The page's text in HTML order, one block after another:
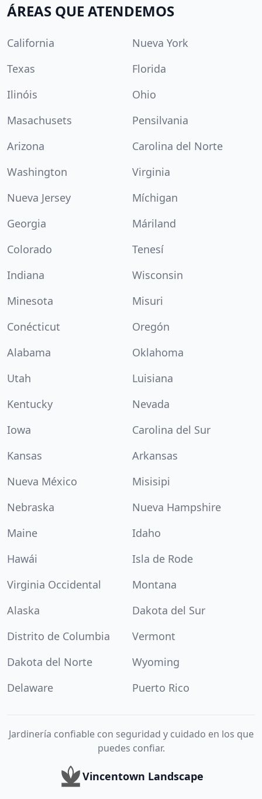
ÁREAS QUE ATENDEMOS
California
Nueva York
Texas
Florida
Ilinóis
Ohio
Masachusets
Pensilvania
Arizona
Carolina del Norte
Washington
Virginia
Nueva Jersey
Míchigan
Georgia
Máriland
Colorado
Tenesí
Indiana
Wisconsin
Minesota
Misuri
Conécticut
Oregón
Alabama
Oklahoma
Utah
Luisiana
Kentucky
Nevada
Iowa
Carolina del Sur
Kansas
Arkansas
Nueva México
Misisipi
Nebraska
Nueva Hampshire
Maine
Idaho
Hawái
Isla de Rode
Virginia Occidental
Montana
Alaska
Dakota del Sur
Distrito de Columbia
Vermont
Dakota del Norte
Wyoming
Delaware
Puerto Rico
Jardinería confiable con seguridad y cuidado en los que
puedes confiar.
Vincentown Landscape